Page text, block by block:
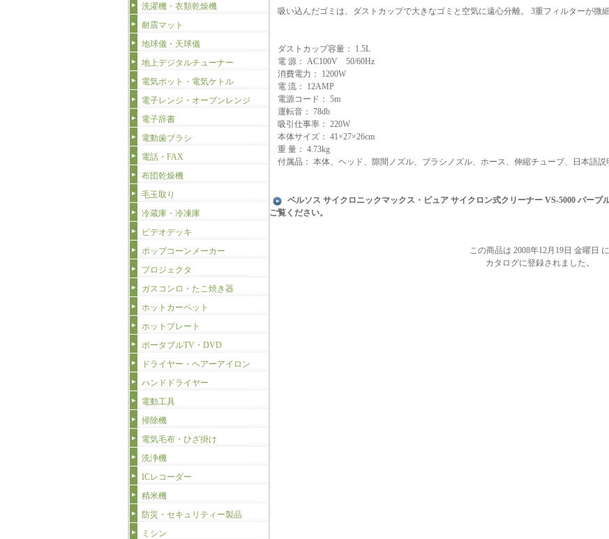
洗濯機・衣類乾燥機
耐震マット
地球儀・天球儀
地上デジタルチューナー
電気ポット・電気ケトル
電子レンジ・オーブンレンジ
電子辞書
電動歯ブラシ
電話・FAX
布団乾燥機
毛玉取り
冷蔵庫・冷凍庫
ビデオデッキ
ポップコーンメーカー
プロジェクタ
ガスコンロ・たこ焼き器
ホットカーペット
ホットプレート
ポータブルTV・DVD
ドライヤー・ヘアーアイロン
ハンドドライヤー
電動工具
掃除機
電気毛布・ひざ掛け
洗浄機
ICレコーダー
精米機
防災・セキュリティー製品
ミシン
吸い込んだゴミは、ダストカップで大きなゴミと空気に遠心分離。 3重フィルターが微
ダストカップ容量： 1.5L
電 源： AC100V 50/60Hz
消費電力： 1200W
電 流： 12AMP
電源コード： 5m
運転音： 78db
吸引仕事率： 220W
本体サイズ： 41×27×26cm
重 量： 4.73kg
付属品： 本体、ヘッド、隙間ノズル、ブラシノズル、ホース、伸縮チューブ、日本語説
ベルソス サイクロニックマックス・ピュア サイクロン式クリーナー VS-5000 パープ
ご覧ください。
この商品は 2008年12月19日 金曜日 に
カタログに登録されました。